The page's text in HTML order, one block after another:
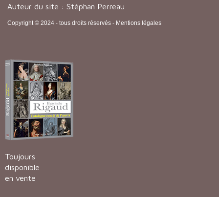
Auteur du site : Stéphan Perreau
Copyright © 2024 - tous droits réservés - Mentions légales
Toujours
disponible
en vente